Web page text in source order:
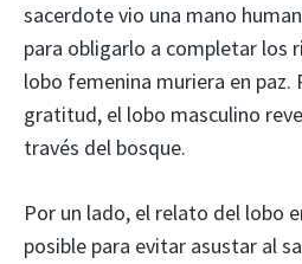
sacerdote vio una mano
para obligarlo a completar los
lobo femenina muriera en paz.
gratitud, el lobo masculino
través del bosque.
Por un lado, el relato del lobo
posible para evitar asustar al